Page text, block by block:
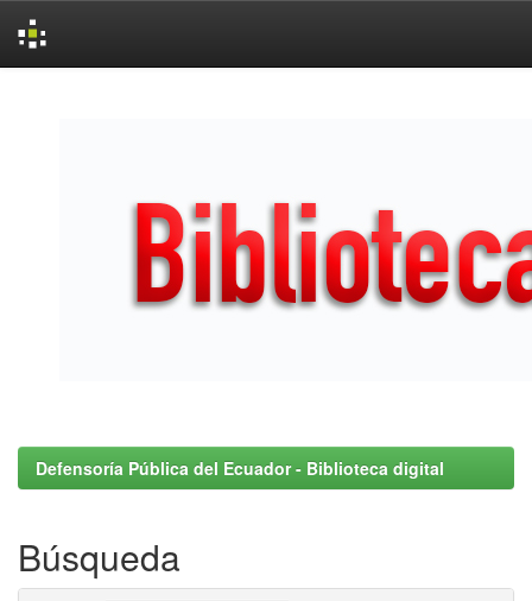
Defensoría Pública del Ecuador - Biblioteca digital
Búsqueda